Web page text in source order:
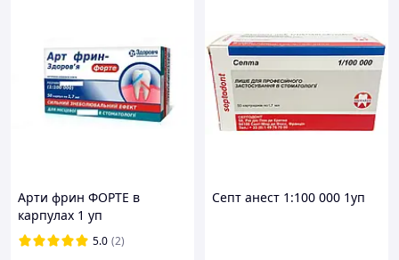
Арти фрин ФОРТЕ в
карпулах 1 уп
5.0 (2)
Септ анест 1:100 000 1уп